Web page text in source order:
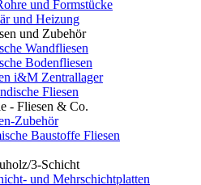
und Formstücke
und Heizung
und Zubehör
Wandfliesen
Bodenfliesen
i&M Zentrallager
Fliesen
- Fliesen & Co.
Zubehör
Baustoffe Fliesen
3-Schicht
und Mehrschichtplatten